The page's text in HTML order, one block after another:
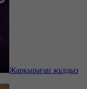
Жарқыраған жұлдыз